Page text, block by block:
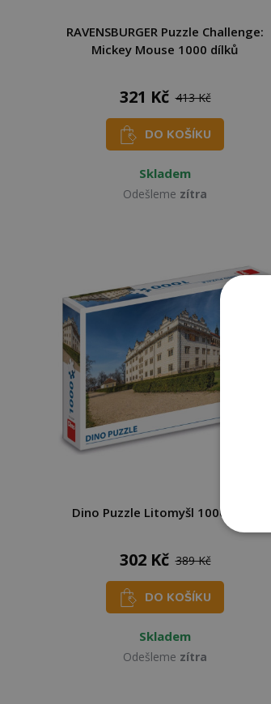
RAVENSBURGER Puzzle Challenge:
Mickey Mouse 1000 dílků
321 Kč 413 Kč
DO KOŠÍKU
Skladem
Odešleme zítra
Dino Puzzle Litomyšl 1000 dílků
302 Kč 389 Kč
DO KOŠÍKU
Skladem
Odešleme zítra